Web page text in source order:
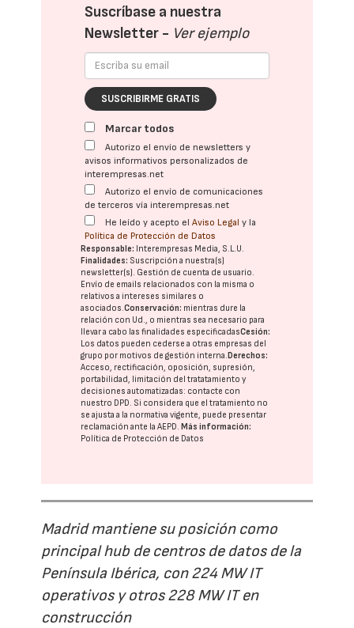
Suscríbase a nuestra
Newsletter - Ver ejemplo
SUSCRIBIRME GRATIS
Marcar todos
Autorizo el envío de newsletters y
avisos informativos personalizados de
interempresas.net
Autorizo el envío de comunicaciones
de terceros vía interempresas.net
He leído y acepto elAviso Legal y la
Política de Protección de Datos
Responsable: Interempresas Media, S.L.U.
Finalidades: Suscripción a nuestra(s)
newsletter(s). Gestión de cuenta de usuario.
Envío de emails relacionados con la misma o
relativos a intereses similares o
asociados.Conservación: mientras dure la
relación con Ud., o mientras sea necesario para
llevar a cabo las finalidades especificadasCesión:
Los datos pueden cederse a otras empresas del
grupo por motivos de gestión interna.Derechos:
Acceso, rectificación, oposición, supresión,
portabilidad, limitación del tratatamiento y
decisiones automatizadas: contacte con
nuestro DPD. Si considera que el tratamiento no
se ajusta a la normativa vigente, puede presentar
reclamación ante laAEPD.Más información:
Política de Protección de Datos
Madrid mantiene su posición como
principal hub de centros de datos de la
Península Ibérica, con 224 MW IT
operativos y otros 228 MW IT en
construcción